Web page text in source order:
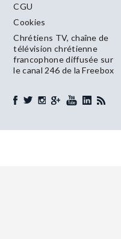
CGU
Cookies
Chrétiens TV, chaîne de
télévision chrétienne
francophone diffusée sur
le canal 246 de la Freebox